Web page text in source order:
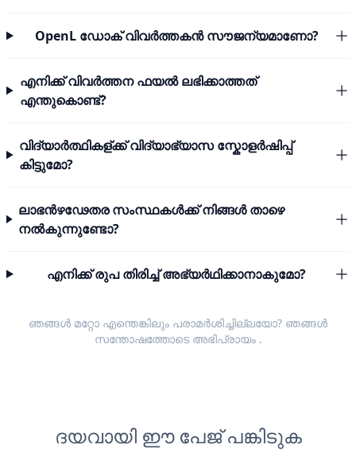
OpenL ഡോക് വിവർത്തകൻ സൗജന്യമാണോ?
എനിക്ക് വിവർത്തന ഫയൽ ലഭിക്കാത്തത്
എന്തുകൊണ്ട്?
വിദ്യാർത്ഥികള്ക്ക് വിദ്യാഭ്യാസ സ്കോളർഷിപ്പ്
കിട്ടുമോ?
ലാഭൻഴഢേതര സംസ്ഥകൾക്ക് നിങ്ങൾ താഴെ
നൽകുന്നുണ്ടോ?
എനിക്ക് രുപ തിരിച്ച് അഭ്യർഥിക്കാനാകുമോ?
ഞങ്ങൾ മറ്റോ എന്തെങ്കിലും പരാമർശിച്ചില്ലയോ? ഞങ്ങൾ
സന്തോഷത്തോടെ അഭിപ്രായം.
ദയവായി ഈ പേജ് പങ്കിടുക